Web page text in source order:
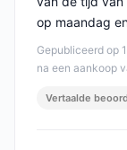
Gepubliceerd op
na een aankoop
op maandag
Vertaalde